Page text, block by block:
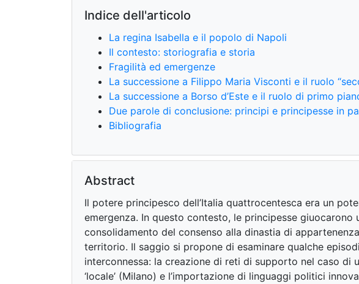
Indice dell'articolo
La regina Isabella e il popolo di Napoli
Il contesto: storiografia e storia
Fragilità ed emergenze
La successione a Filippo Maria Visconti e il ruolo
La successione a Borso d’Este e il ruolo di primo
Due parole di conclusione: principi e principesse in
Bibliografia
Abstract
Il potere principesco dell’Italia quattrocentesca era un
emergenza. In questo contesto, le principesse
consolidamento del consenso alla dinastia di
territorio. Il saggio si propone di esaminare qualche
interconnessa: la creazione di reti di supporto nel caso di
‘locale’ (Milano) e l’importazione di linguaggi politici